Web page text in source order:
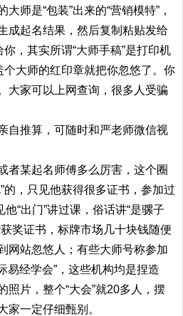
师是“包装”出来的“营销模特”，
成起名结果，然后复制粘贴发给
，其实所谓“大师手稿”是打印机
个大师的红印章就把你忽悠了。你
大家可以上网查询，很多人受骗
自推算，可随时和严老师微信视
者某起名师傅多么厉害，这个圈
的，只见他获得很多证书，参加过
“出门”讲过课，俗话讲“是骡子
奖证书，标牌市场几十块钱随便
网站忽悠人；有些大师号称参加
易经学会”，这些机构均是捏造
照片，整个“大会”就20多人，摆
家一定仔细甄别。